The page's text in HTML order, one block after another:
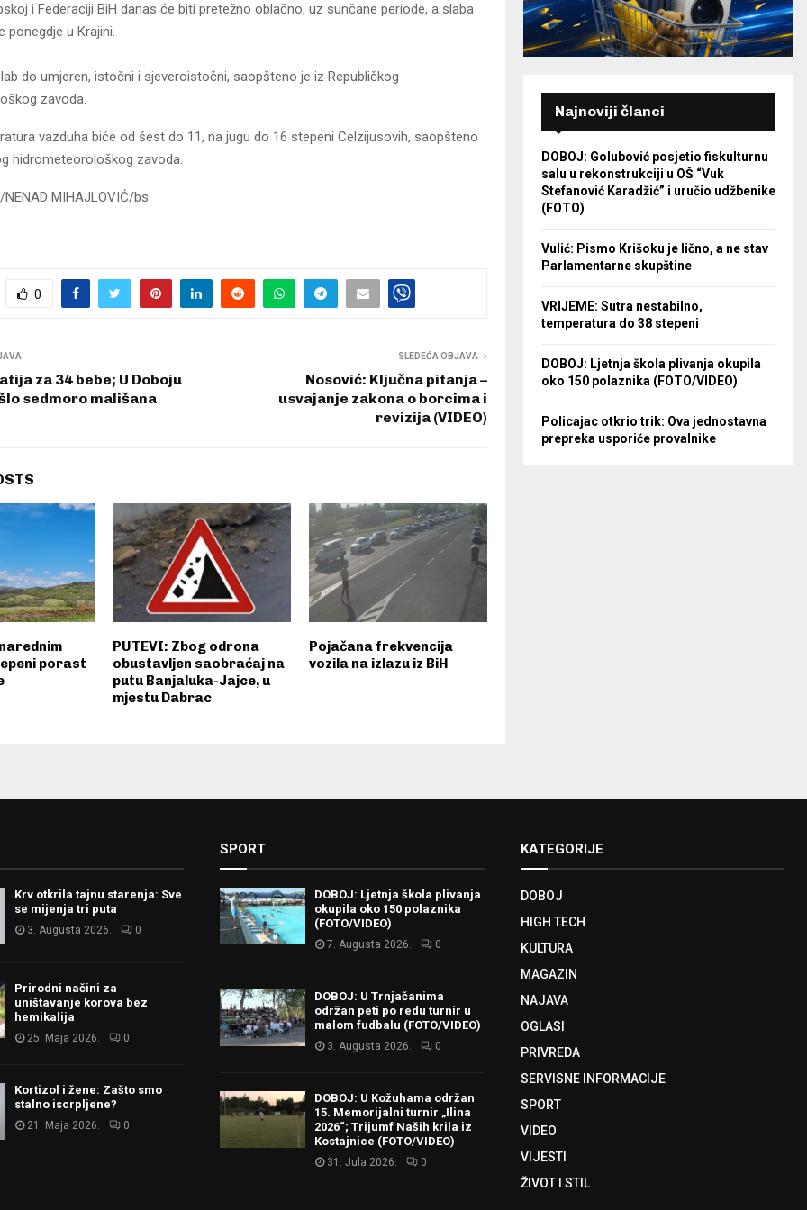
i Federaciji BiH danas će biti pretežno oblačno, uz sunčane periode, a slaba
ponegdje u Krajini.
do umjeren, istočni i sjeveroistočni, saopšteno je iz Republičkog
zavoda.
vazduha biće od šest do 11, na jugu do 16 stepeni Celzijusovih, saopšteno
hidrometeorološkog zavoda.
MIHAJLOVIĆ/bs
0
za 34 bebe; U Doboju
sedmoro mališana
SLEDEĆA OBJAVA
Nosović: Ključna pitanja –
usvajanje zakona o borcima i
revizija (VIDEO)
porast
PUTEVI: Zbog odrona
obustavljen saobraćaj na
putu Banjaluka-Jajce, u
mjestu Dabrac
Pojačana frekvencija
vozila na izlazu iz BiH
Najnoviji članci
DOBOJ: Golubović posjetio fiskulturnu
salu u rekonstrukciji u OŠ “Vuk
Stefanović Karadžić” i uručio udžbenike
(FOTO)
Vulić: Pismo Krišoku je lično, a ne stav
Parlamentarne skupštine
VRIJEME: Sutra nestabilno,
temperatura do 38 stepeni
DOBOJ: Ljetnja škola plivanja okupila
oko 150 polaznika (FOTO/VIDEO)
Policajac otkrio trik: Ova jednostavna
prepreka usporiće provalnike
Krv otkrila tajnu starenja: Sve
se mijenja tri puta
3. Augusta 2026. 0
Prirodni načini za
uništavanje korova bez
hemikalija
25. Maja 2026. 0
Kortizol i žene: Zašto smo
stalno iscrpljene?
21. Maja 2026. 0
SPORT
DOBOJ: Ljetnja škola plivanja
okupila oko 150 polaznika
(FOTO/VIDEO)
7. Augusta 2026. 0
DOBOJ: U Trnjačanima
održan peti po redu turnir u
malom fudbalu (FOTO/VIDEO)
3. Augusta 2026. 0
DOBOJ: U Kožuhama održan
15. Memorijalni turnir „Ilina
2026“; Trijumf Naših krila iz
Kostajnice (FOTO/VIDEO)
31. Jula 2026. 0
KATEGORIJE
DOBOJ
HIGH TECH
KULTURA
MAGAZIN
NAJAVA
OGLASI
PRIVREDA
SERVISNE INFORMACIJE
SPORT
VIDEO
VIJESTI
ŽIVOT I STIL